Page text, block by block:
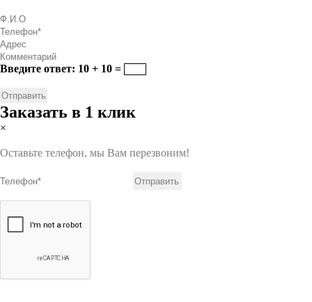
Введите ответ: 10 + 10 =
Заказать в 1 клик
×
Оставьте телефон, мы Вам перезвоним!